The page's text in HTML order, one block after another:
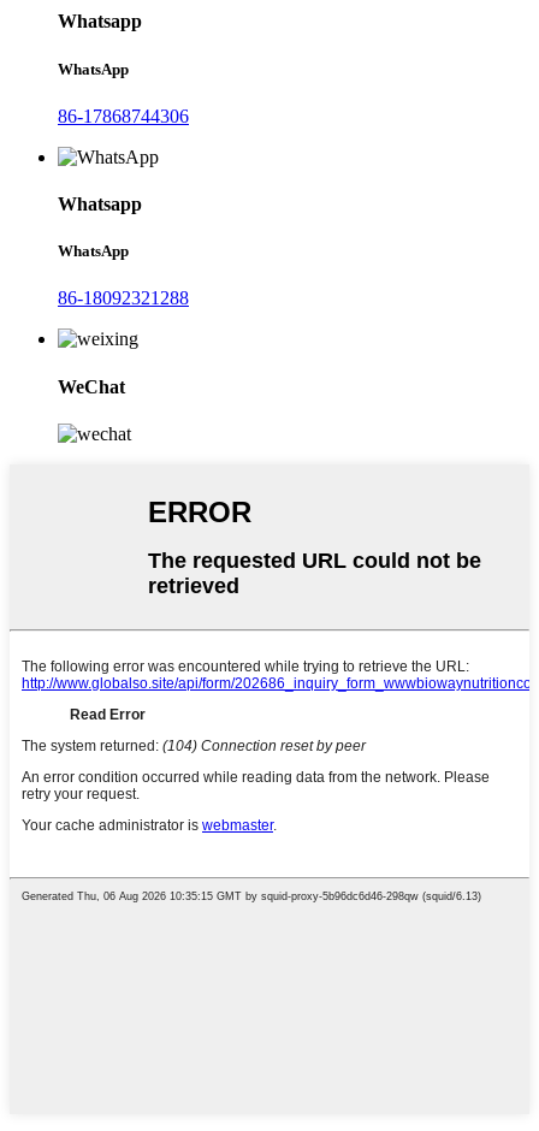
Whatsapp
WhatsApp
86-17868744306
Whatsapp
WhatsApp
86-18092321288
WeChat